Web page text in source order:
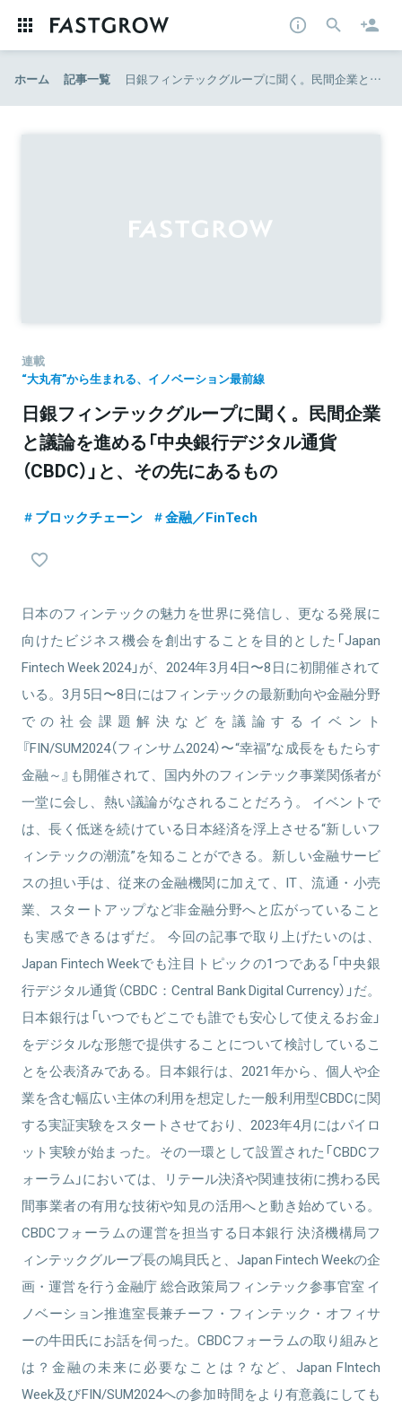
ホーム 記事一覧 日銀フィンテックグループに聞く。民間企業と議論を進める「中央銀行デジタル通貨（CBDC）」と、その先にあるもの
連載
“大丸有”から生まれる、イノベーション最前線
日銀フィンテックグループに聞く。民間企業
と議論を進める「中央銀行デジタル通貨
（CBDC）」と、その先にあるもの
ブロックチェーン 金融／FinTech
日本のフィンテックの魅力を世界に発信し、更なる発展に
向けたビジネス機会を創出することを目的とした「Japan
Fintech Week 2024」が、2024年3月4日〜8日に初開催されて
いる。3月5日〜8日にはフィンテックの最新動向や金融分野
での社会課題解決などを議論するイベント
『FIN/SUM2024（フィンサム2024）〜“幸福”な成長をもたらす
金融～』も開催されて、国内外のフィンテック事業関係者が
一堂に会し、熱い議論がなされることだろう。 イベントで
は、長く低迷を続けている日本経済を浮上させる“新しいフ
ィンテックの潮流”を知ることができる。新しい金融サービ
スの担い手は、従来の金融機関に加えて、IT、流通・小売
業、スタートアップなど非金融分野へと広がっていること
も実感できるはずだ。 今回の記事で取り上げたいのは、
Japan Fintech Weekでも注目トピックの1つである「中央銀
行デジタル通貨（CBDC：Central Bank Digital Currency）」だ。
日本銀行は「いつでもどこでも誰でも安心して使えるお金」
をデジタルな形態で提供することについて検討しているこ
とを公表済みである。日本銀行は、2021年から、個人や企
業を含む幅広い主体の利用を想定した一般利用型CBDCに関
する実証実験をスタートさせており、2023年4月にはパイロ
ット実験が始まった。その一環として設置された「CBDCフ
ォーラム」においては、リテール決済や関連技術に携わる民
間事業者の有用な技術や知見の活用へと動き始めている。
CBDCフォーラムの運営を担当する日本銀行 決済機構局フ
ィンテックグループ長の鳩貝氏と、Japan Fintech Weekの企
画・運営を行う金融庁 総合政策局フィンテック参事官室 イ
ノベーション推進室長兼チーフ・フィンテック・オフィサ
ーの牛田氏にお話を伺った。CBDCフォーラムの取り組みと
は？金融の未来に必要なことは？など、Japan FIntech
Week及びFIN/SUM2024への参加時間をより有意義にしても